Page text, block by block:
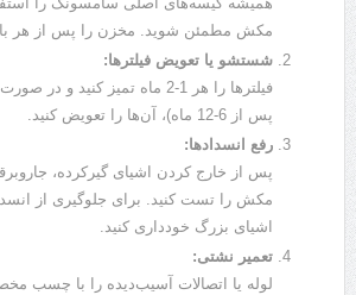
مکش مطمئن شوید. مخزن را پس از هر بار
شستشو یا تعویض فیلترها:
فیلترها را هر 1-2 ماه تمیز کنید
پس از 6-12 ماه)، آن‌ها را تعویض کنید.
رفع انسدادها:
پس از خارج کردن اشیای گیرکرده،
مکش را تست کنید. برای جلوگیری از
اشیای بزرگ خودداری کنید.
تعمیر نشتی:
لوله یا اتصالات آسیب‌دیده را با چسب